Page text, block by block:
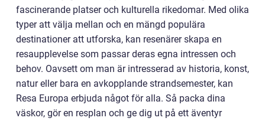
fascinerande platser och kulturella rikedomar. Med olika
typer att välja mellan och en mängd populära
destinationer att utforska, kan resenärer skapa en
resaupplevelse som passar deras egna intressen och
behov. Oavsett om man är intresserad av historia, konst,
natur eller bara en avkopplande strandsemester, kan
Resa Europa erbjuda något för alla. Så packa dina
väskor, gör en resplan och ge dig ut på ett äventyr